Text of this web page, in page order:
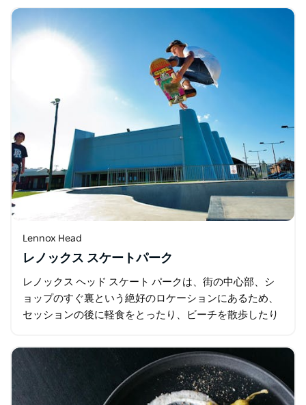
Lennox Head
レノックス スケートパーク
レノックス ヘッド スケート パークは、街の中心部、シ
ョップのすぐ裏という絶好のロケーションにあるため、
セッションの後に軽食をとったり、ビーチを散歩したり
さったこのパークは、初心者でも…